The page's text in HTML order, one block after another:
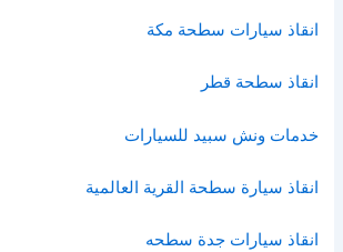
انقاذ سيارات سطحة مكة
انقاذ سطحة قطر
خدمات ونش سبيد للسيارات
انقاذ سيارة سطحة القرية العالمية
انقاذ سيارات جدة سطحه